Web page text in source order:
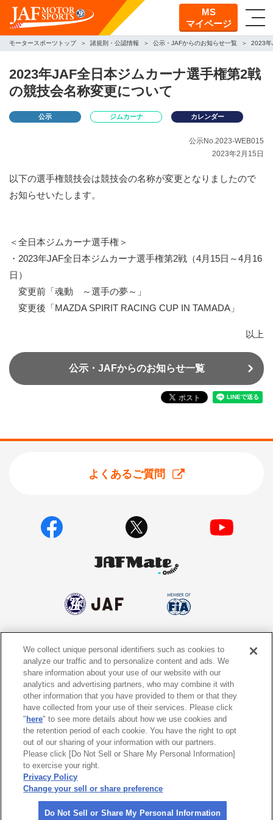
MS
マイページ
モータースポーツトップ 諸規則・公認情報 公示・JAFからのお知らせ一覧 2023年
2023年JAF全日本ジムカーナ選手権第2戦
の競技会名称変更について
公示 ジムカーナ カレンダー
公示No.2023-WEB015
2023年2月15日
以下の選手権競技会は競技会の名称が変更となりましたので
お知らせいたします。
＜全日本ジムカーナ選手権＞
・2023年JAF全日本ジムカーナ選手権第2戦（4月15日～4月16
日）
変更前「魂動 ～選手の夢～」
変更後「MAZDA SPIRIT RACING CUP IN TAMADA」
以上
公示・JAFからのお知らせ一覧
よくあるご質問
個人情報保護方針 個人情報の取り扱いについて
サイトポリシー ソーシャルメディア利用規約
特定商取引法に基づく表示 情報提供終了のお知らせ
Do Not Sell or Share My Personal
Information
© 2026 All rights reserved. 一般社団法人 日本自動車連盟 (JAF)
We collect unique personal identifiers such as cookies to
analyze our traffic and to personalize content and ads. We
share information about your use of our website with our
analytics and advertising partners, who may combine it with
other information that you have provided to them or that they
have collected from your use of their services. Please click
" here" to see more details about how we use cookies and
the retention period of each cookie. You have the right to opt
out of our sharing of your information with our partners.
Please click [Do Not Sell or Share My Personal Information]
to exercise your right.
Privacy Policy
Change your sell or share preference
Do Not Sell or Share My Personal Information